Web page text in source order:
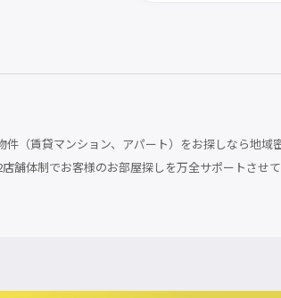
件（賃貸マンション、アパート）をお探しなら地
舗体制でお客様のお部屋探しを万全サポートさせて